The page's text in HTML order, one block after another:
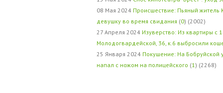
08 Мая 2024 Происшествие: Пьяный житель
девушку во время свидания (0) (2002)
27 Апреля 2024 Изуверство: Из квартиры с
Молодогвардейской, 36, к.6 выбросили
25 Января 2024 Покушение: На Бобруйской
напал с ножом на полицейского (1 ) (2268)